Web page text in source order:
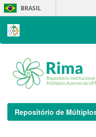
Skip
navigation
BRASIL
Repositório de